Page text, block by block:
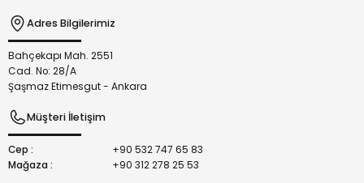
Adres Bilgilerimiz
Bahçekapı Mah. 2551
Cad. No: 28/A
Şaşmaz Etimesgut - Ankara
Müşteri İletişim
Cep :
+90 532 747 65 83
Mağaza :
+90 312 278 25 53